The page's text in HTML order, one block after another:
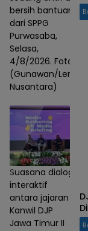
bersih bantuan
dari SPPG
Purwasaba,
Selasa,
4/8/2026. Foto :
(Gunawan/Lensa
Nusantara)
Suasana dialog
interaktif
antara jajaran
Kanwil DJP
Jawa Timur II